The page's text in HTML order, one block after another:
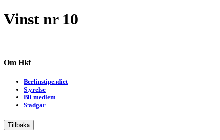
Vinst nr 10
Om Hkf
Berlinstipendiet
Styrelse
Bli medlem
Stadgar
Tillbaka